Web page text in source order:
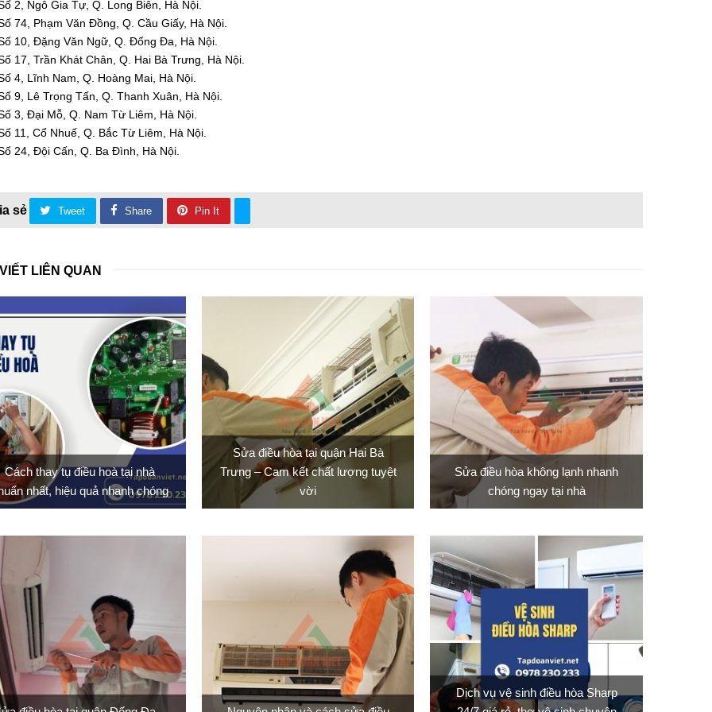
2, Ngô Gia Tự, Q. Long Biên, Hà Nội.
74, Phạm Văn Đồng, Q. Cầu Giấy, Hà Nội.
10, Đặng Văn Ngữ, Q. Đống Đa, Hà Nội.
17, Trần Khát Chân, Q. Hai Bà Trưng, Hà Nội.
4, Lĩnh Nam, Q. Hoàng Mai, Hà Nội.
9, Lê Trọng Tấn, Q. Thanh Xuân, Hà Nội.
3, Đại Mỗ, Q. Nam Từ Liêm, Hà Nội.
11, Cổ Nhuế, Q. Bắc Từ Liêm, Hà Nội.
24, Đội Cấn, Q. Ba Đình, Hà Nội.
Tweet Share Pin It
LIÊN QUAN
Cách thay tụ điều hoà tại nhà
nhất, hiệu quả nhanh chóng
Sửa điều hòa tại quận Hai Bà
Trưng – Cam kết chất lượng tuyệt
vời
Sửa điều hòa không lạnh nhanh
chóng ngay tại nhà
Dịch vụ vệ sinh điều hòa Sharp